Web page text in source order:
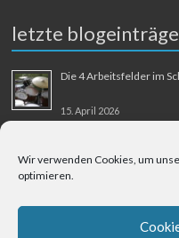
Wir verwenden Cookies, um
optimieren.
letzte blogeinträge
Die 4 Arbeitsfelder im
15. April 2026
31. August 2025
Berliner Flughafen